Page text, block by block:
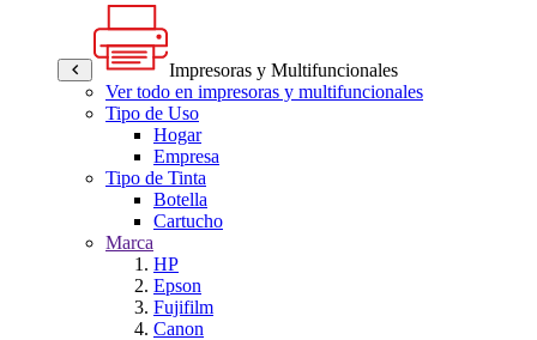
Impresoras y Multifuncionales
Ver todo en impresoras y multifuncionales
Tipo de Uso
Hogar
Empresa
Tipo de Tinta
Botella
Cartucho
Marca
HP
Epson
Fujifilm
Canon